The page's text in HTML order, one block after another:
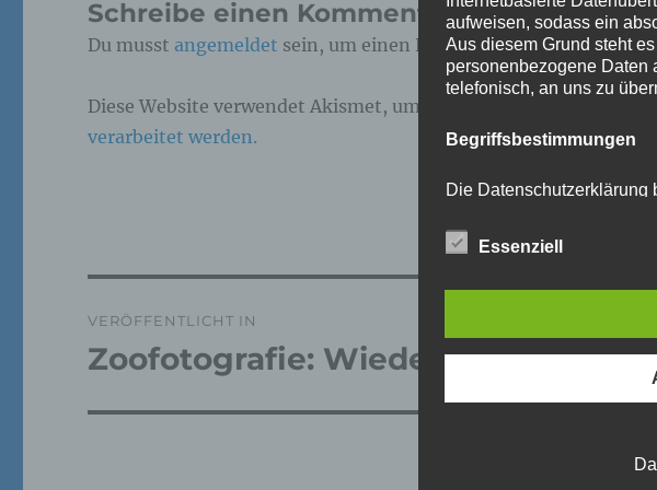
Schreibe einen Kommentar
Du musst angemeldet sein, um einen Kommentar abzugeben.
Diese Website verwendet Akismet, um Spam zu reduzieren.
verarbeitet werden.
VERÖFFENTLICHT IN
Zoofotografie: Wieder mal in
aufweisen, sodass ein
Aus diesem Grund steht
personenbezogene Daten
telefonisch, an uns zu
Begriffsbestimmungen
Die Datenschutzerklärung
Datenschutz-
Datenschutzerklärung soll
dies zu gewährleisten,
Wir verwenden in dieser
Essenziell